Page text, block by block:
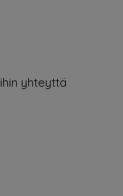
yhteyttä